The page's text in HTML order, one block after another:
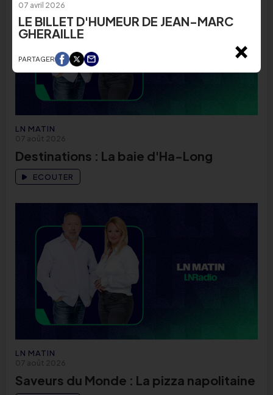
LN MATIN
07 août 2026
Destinations : La baie d'Ha-Long
ECOUTER
LN MATIN
07 août 2026
Saveurs du Monde : La pizza napolitaine
07 avril 2026
LE BILLET D'HUMEUR DE JEAN-MARC
GHERAILLE
PARTAGER ×